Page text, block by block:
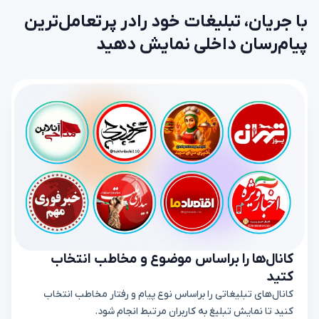
با جریان، تبلیغات خود رادر پرتعامل‌ترین
پیام‌رسان داخلی نمایش دهید
کانال‌ها را براساس موضوع و مخاطب انتخاب
کتید
کانال‌های تبلیغاتی را براساس نوع پیام و رفتار مخاطب انتخاب
کنید تا نمایش تبلیغ به کاربران مرتبط انجام شود.